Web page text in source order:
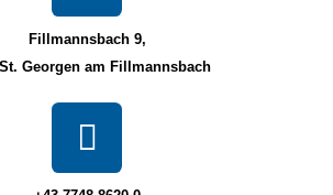
Fillmannsbach 9,
Georgen am Fillmannsbach